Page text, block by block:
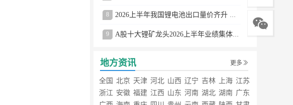
8 2026上半年我国锂电池出口量价齐升 德国成最大市场
9 A股十大锂矿龙头2026上半年业绩集体大涨
地方资讯 更多
全国 北京 天津 河北 山西 辽宁 吉林 上海 江苏
浙江 安徽 福建 江西 山东 河南 湖北 湖南 广东